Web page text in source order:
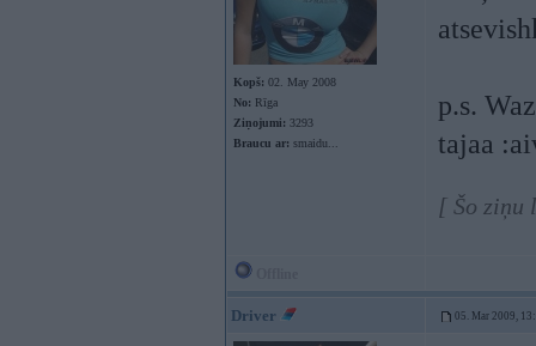
Kopš: 02. May 2008
No: Rīga
Ziņojumi: 3293
Braucu ar: smaidu...
p.s.
tajaa
[ Šo ziņu
Driver 05. Mar 2009,